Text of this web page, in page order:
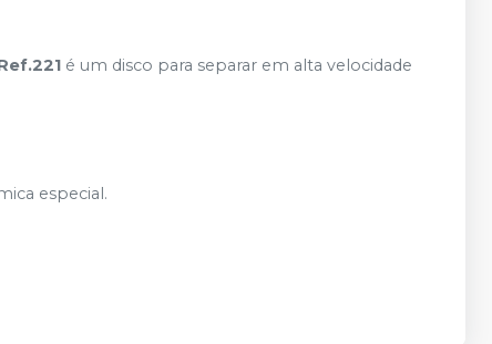
é um disco para separar em alta velocidade
especial.